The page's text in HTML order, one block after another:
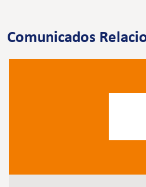
Comunicados